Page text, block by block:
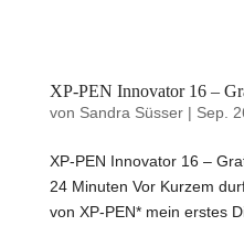
XP-PEN Innovator 16 –
von Sandra Süsser| Sep.
XP-PEN Innovator 16 –
24 Minuten Vor Kurzem
von XP-PEN* mein erstes